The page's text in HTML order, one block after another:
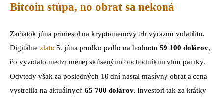
Bitcoin stúpa, no obrat sa nekoná
Začiatok júna priniesol na kryptomenový trh výraznú volatilitu.
Digitálne zlato 5. júna prudko padlo na hodnotu 59 100 dolárov,
čo vyvolalo medzi menej skúsenými obchodníkmi vlnu paniky.
Odvtedy však za posledných 10 dní nastal masívny obrat a cena
vystrelila na aktuálnych 65 700 dolárov. Investori tak za krátky